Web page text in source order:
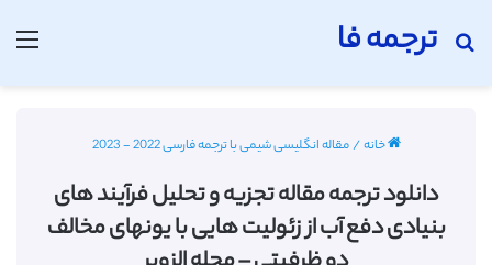
ترجمه فا
جستجو برای
خانه/مقاله انگلیسی شیمی با ترجمه فارسی 2022 - 2023
دانلود ترجمه مقاله تجزیه و تحلیل فرآیند های
بنیادی دفع آب از زئولیت هایی با یونهای مخالف